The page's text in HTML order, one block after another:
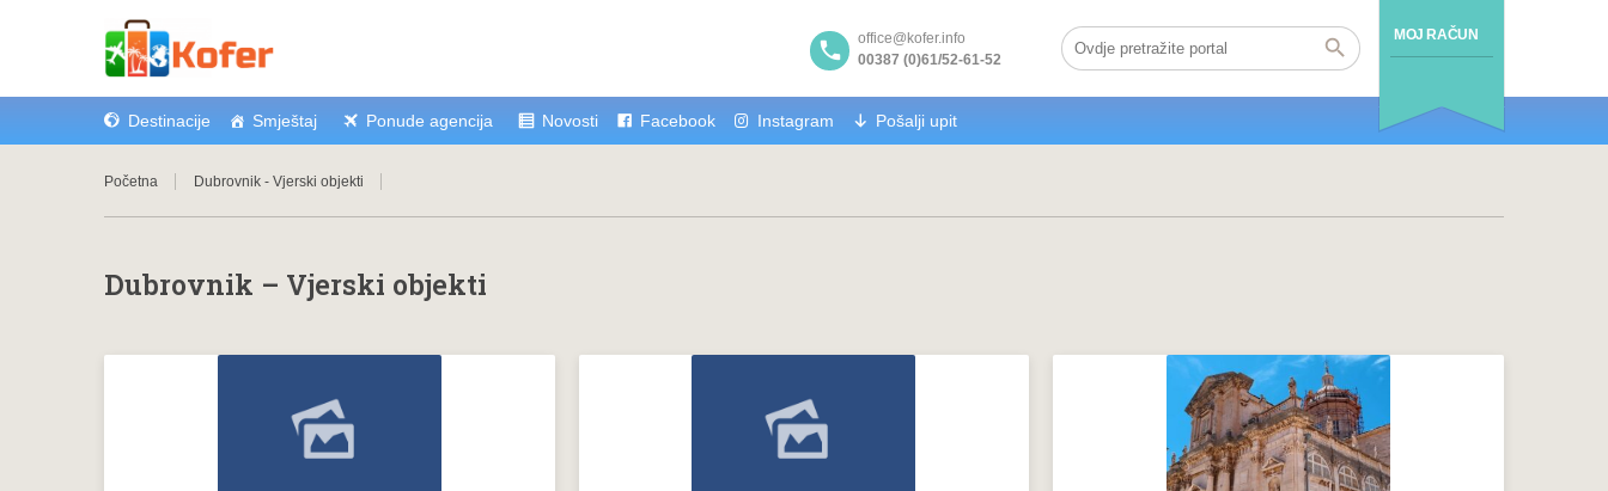
MOJ RAČUN
office@kofer.info
00387 (0)61/52-61-52
Destinacije Smještaj Ponude agencija Novosti Facebook Instagram Pošalji upit
Početna Dubrovnik - Vjerski objekti
Dubrovnik – Vjerski objekti